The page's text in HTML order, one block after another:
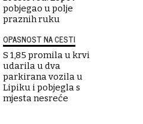
pobjegao u polje
praznih ruku
OPASNOST NA CESTI
S 1,85 promila u krvi
udarila u dva
parkirana vozila u
Lipiku i pobjegla s
mjesta nesreće